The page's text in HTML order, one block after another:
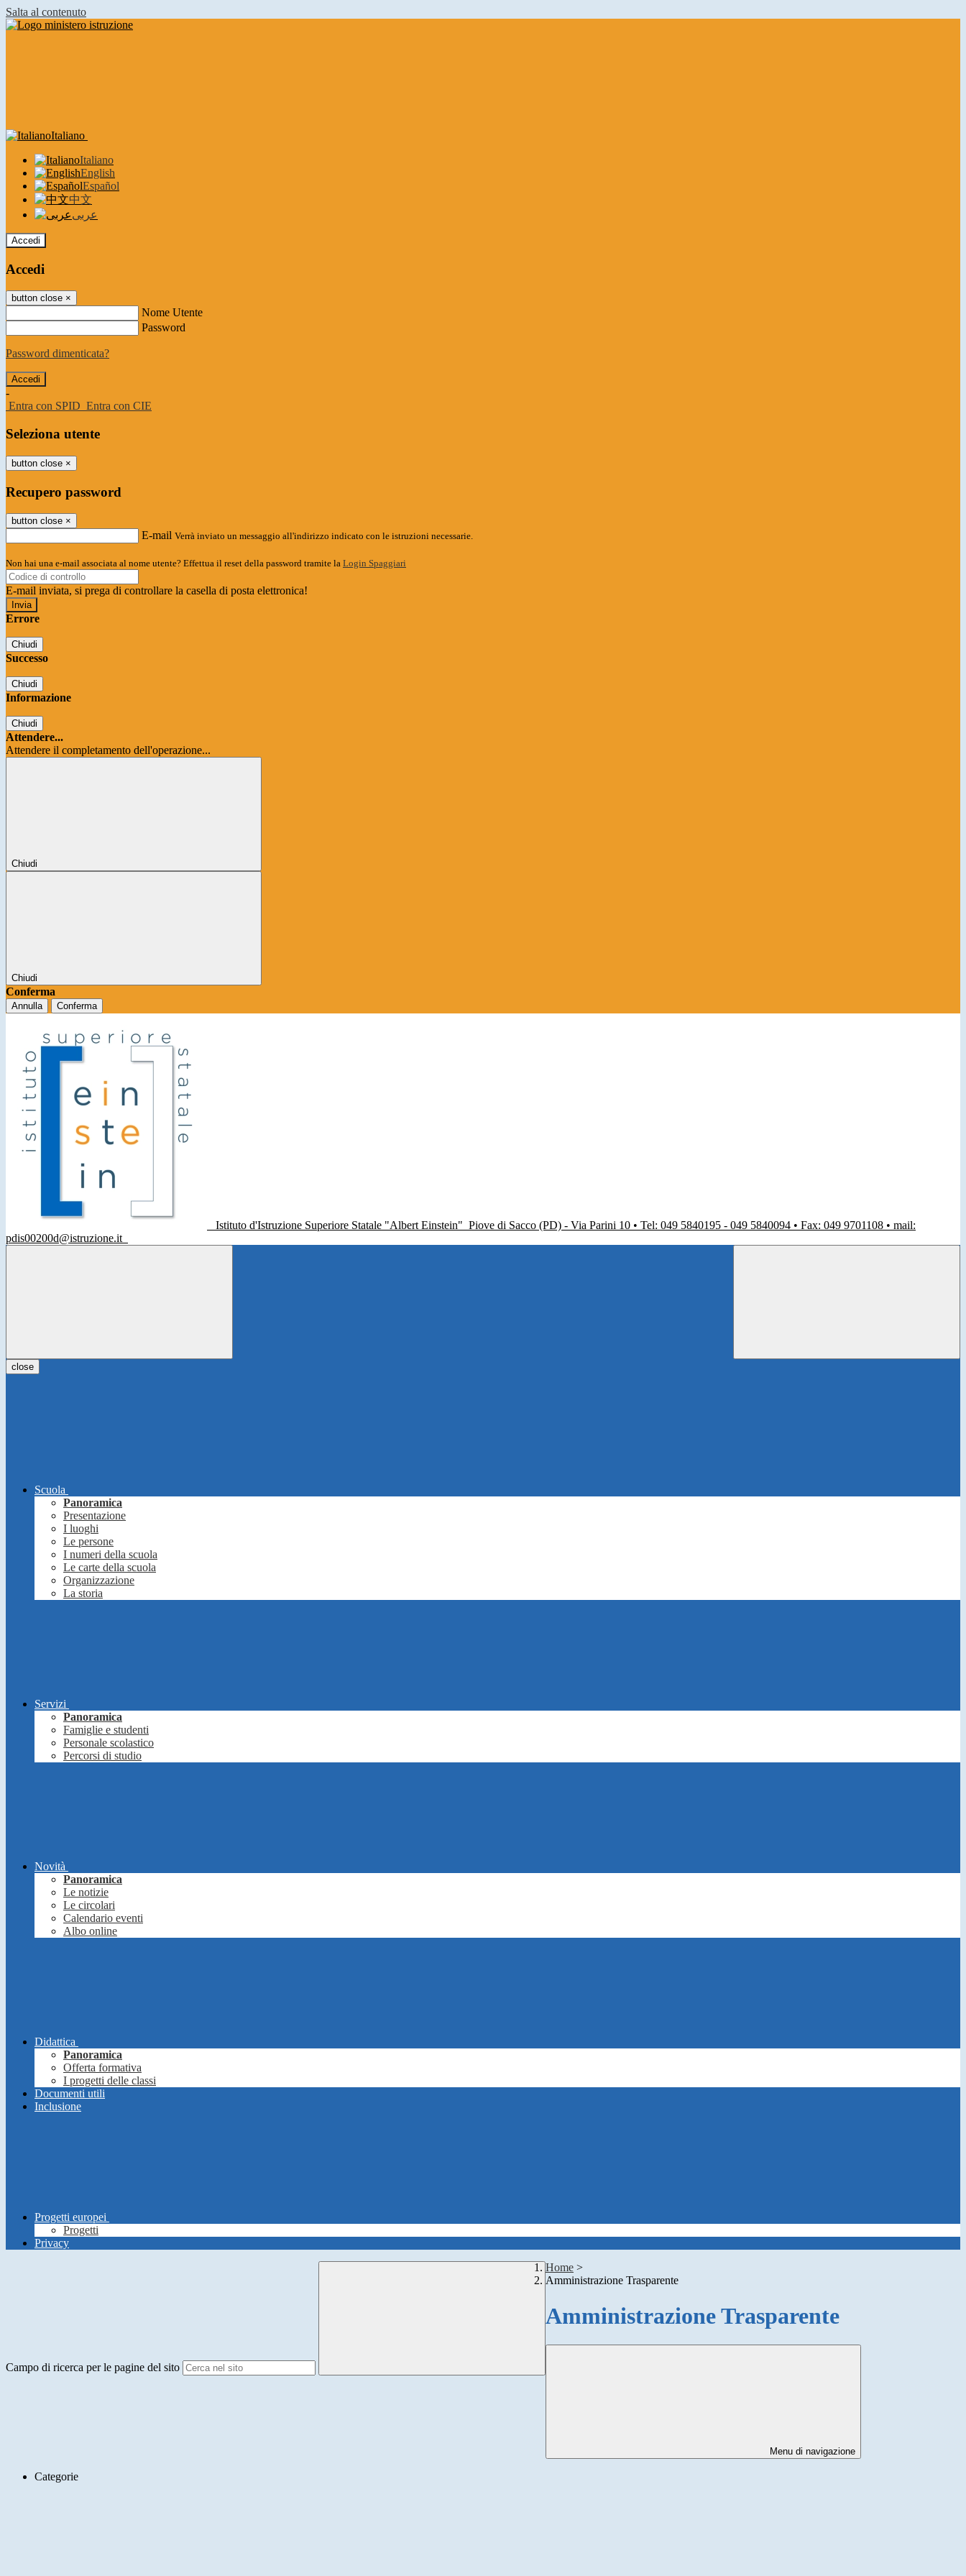
Salta al contenuto
Italiano
Italiano
English
Español
中文
عربى
Accedi
Accedi
button close ×
Nome Utente
Password
Password dimenticata?
-
Entra con SPID Entra con CIE
Seleziona utente
button close ×
Recupero password
button close ×
E-mail Verrà inviato un messaggio all'indirizzo indicato con le istruzioni necessarie.
Non hai una e-mail associata al nome utente? Effettua il reset della password tramite la Login Spaggiari
E-mail inviata, si prega di controllare la casella di posta elettronica!
Errore
Chiudi
Successo
Chiudi
Informazione
Chiudi
Attendere...
Attendere il completamento dell'operazione...
Chiudi
Chiudi
Conferma
Annulla Conferma
Istituto d'Istruzione Superiore Statale "Albert Einstein" Piove di Sacco (PD) - Via Parini 10 • Tel: 049 5840195 - 049 5840094 • Fax: 049 9701108 • mail:
pdis00200d@istruzione.it
close
Scuola
Panoramica
Presentazione
I luoghi
Le persone
I numeri della scuola
Le carte della scuola
Organizzazione
La storia
Servizi
Panoramica
Famiglie e studenti
Personale scolastico
Percorsi di studio
Novità
Panoramica
Le notizie
Le circolari
Calendario eventi
Albo online
Didattica
Panoramica
Offerta formativa
I progetti delle classi
Documenti utili
Inclusione
Progetti europei
Progetti
Privacy
Campo di ricerca per le pagine del sito
Home >
Amministrazione Trasparente
Amministrazione Trasparente
Menu di navigazione
Categorie